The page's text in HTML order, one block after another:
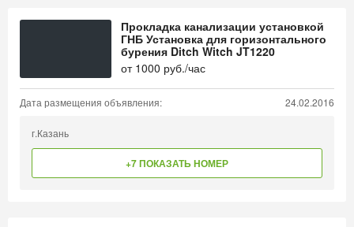
Прокладка канализации установкой
ГНБ Установка для горизонтального
бурения Ditch Witch JT1220
от 1000 руб./час
Дата размещения объявления: 24.02.2016
г.Казань
+7 ПОКАЗАТЬ НОМЕР